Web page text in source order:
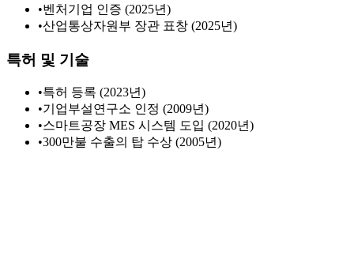
•벤처기업 인증 (2025년)
•산업통상자원부 장관 표창 (2025년)
특허 및 기술
•특허 등록 (2023년)
•기업부설연구소 인정 (2009년)
•스마트공장 MES 시스템 도입 (2020년)
•300만불 수출의 탑 수상 (2005년)